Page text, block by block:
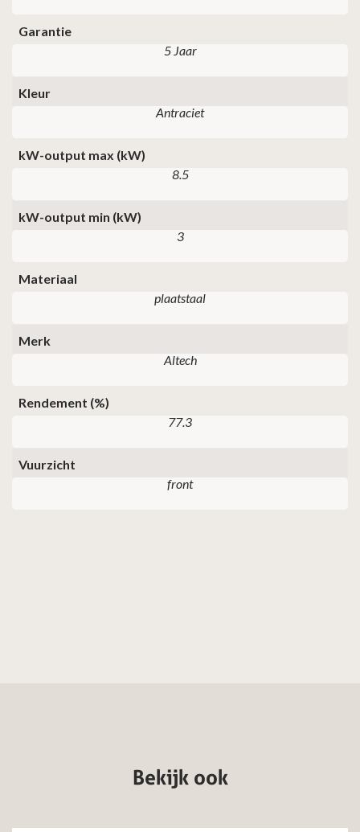
Garantie
5 Jaar
Kleur
Antraciet
kW-output max (kW)
8.5
kW-output min (kW)
3
Materiaal
plaatstaal
Merk
Altech
Rendement (%)
77.3
Vuurzicht
front
Bekijk ook